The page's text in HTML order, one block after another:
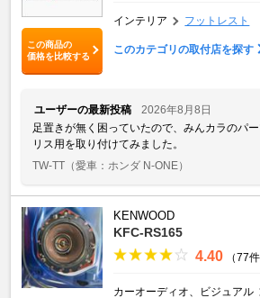
この商品の
価格を比較する
インテリア フットレスト
このカテゴリの取付店を探す
ユーザーの最新投稿
2026年8月8日
足置きが無く困っていたので、みんカラのパ
リス用を取り付けてみました。
TW-TT （愛車：ホンダ N-ONE）
KENWOOD
KFC-RS165
4.40 （77件
カーオーディオ、ビジュアル